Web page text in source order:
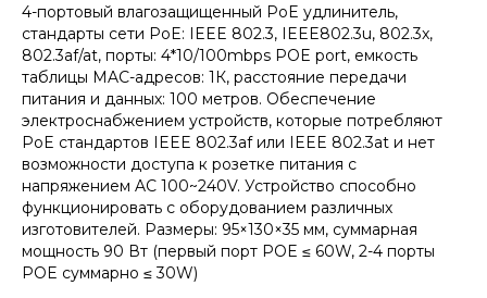
4-портовый влагозащищенный PoE удлинитель,
стандарты сети PoE: IEEE 802.3, IEEE802.3u, 802.3x,
802.3af/at, порты: 4*10/100mbps POE port, емкость
таблицы MAC-адресов: 1К, расстояние передачи
питания и данных: 100 метров. Обеспечение
электроснабжением устройств, которые потребляют
PoE стандартов IEEE 802.3af или IEEE 802.3at и нет
возможности доступа к розетке питания с
напряжением AC 100~240V. Устройство способно
функционировать с оборудованием различных
изготовителей. Размеры: 95×130×35 мм, суммарная
мощность 90 Вт (первый порт POE ≤ 60W, 2-4 порты
POE суммарно ≤ 30W)